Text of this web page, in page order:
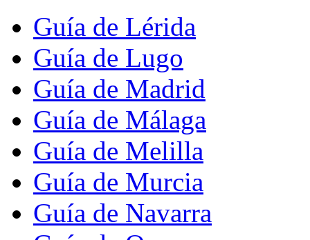
Guía de Lérida
Guía de Lugo
Guía de Madrid
Guía de Málaga
Guía de Melilla
Guía de Murcia
Guía de Navarra